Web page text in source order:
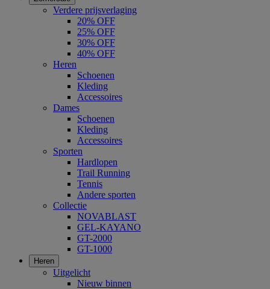
Verdere prijsverlaging
20% OFF
25% OFF
30% OFF
40% OFF
Heren
Schoenen
Kleding
Accessoires
Dames
Schoenen
Kleding
Accessoires
Sporten
Hardlopen
Trail Running
Tennis
Andere sporten
Collectie
NOVABLAST
GEL-KAYANO
GT-2000
GT-1000
Heren
Uitgelicht
Nieuw binnen